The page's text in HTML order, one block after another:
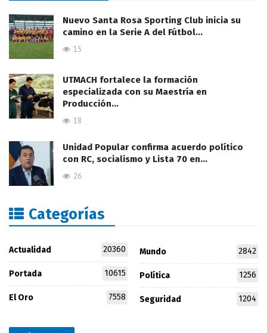
Nuevo Santa Rosa Sporting Club inicia su
camino en la Serie A del Fútbol…
15
UTMACH fortalece la formación
especializada con su Maestría en
Producción…
18
Unidad Popular confirma acuerdo político
con RC, socialismo y Lista 70 en…
26
Categorías
Actualidad 20360
Portada 10615
El Oro 7558
Mundo 2842
Política 1256
Seguridad 1204